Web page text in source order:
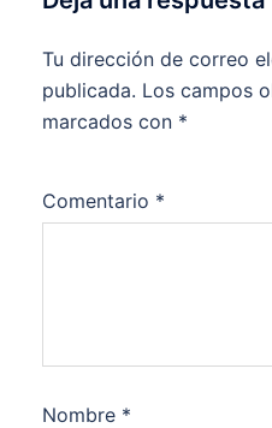
Tu dirección de correo
publicada. Los campos
marcados con *
Comentario *
Nombre *